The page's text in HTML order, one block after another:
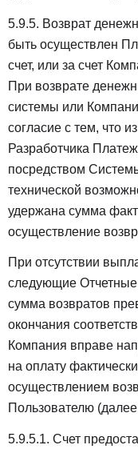
5.9.5. Возврат
быть осуществлен
счет, или за счет
При возврате
системы или
согласие с тем, что
Разработчика
посредством
технической
удержана сумма
осуществление
При отсутствии
следующие Отчетные
сумма возвратов
окончания
Компания вправе
на оплату
осуществлением
Пользователю
5.9.5.1. Счет